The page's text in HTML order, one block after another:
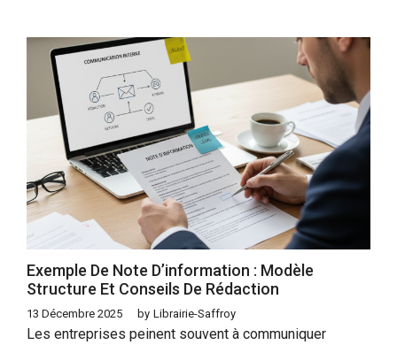
Exemple De Note D’information : Modèle
Structure Et Conseils De Rédaction
13 Décembre 2025 by Librairie-Saffroy
Les entreprises peinent souvent à communiquer